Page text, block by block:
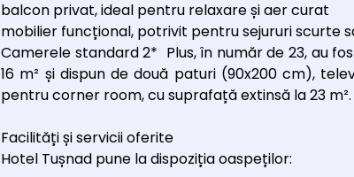
balcon privat, ideal pentru relaxare și aer curat
mobilier funcțional, potrivit pentru sejururi scurte
Camerele standard 2* Plus, în număr de 23, au
16 m² și dispun de două paturi (90x200 cm),
pentru corner room, cu suprafață extinsă la 23 m².
Facilități și servicii oferite
Hotel Tușnad pune la dispoziția oaspeților: